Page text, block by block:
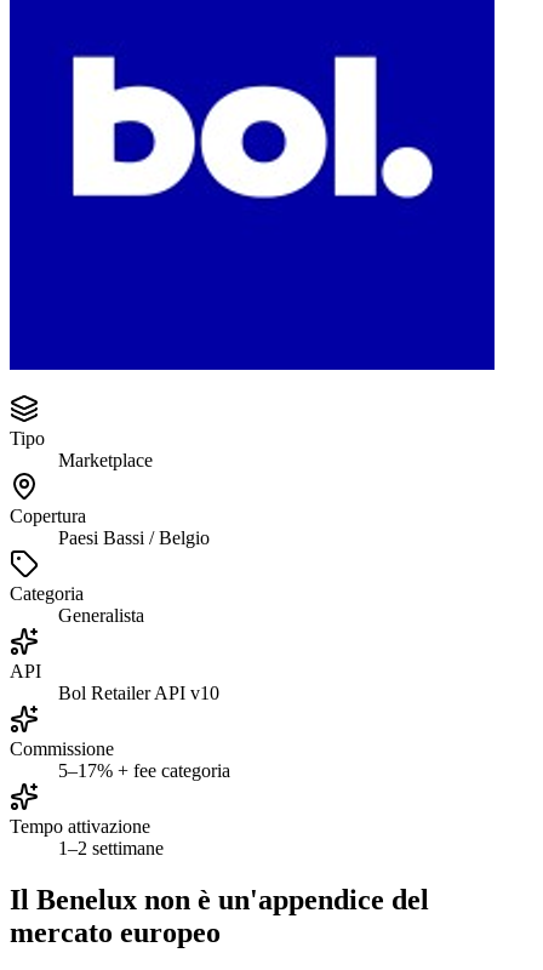
Tipo
Marketplace
Copertura
Paesi Bassi / Belgio
Categoria
Generalista
API
Bol Retailer API v10
Commissione
5–17% + fee categoria
Tempo attivazione
1–2 settimane
Il Benelux non è un'appendice del
mercato europeo